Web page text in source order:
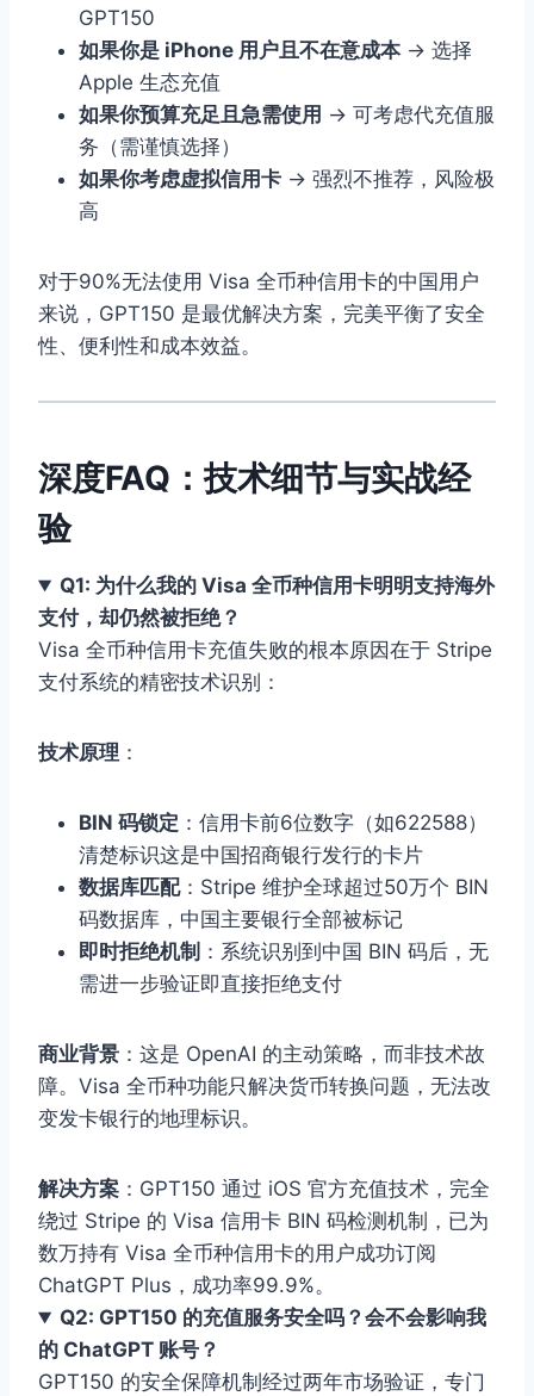
GPT150
如果你是 iPhone 用户且不在意成本→ 选择
Apple 生态充值
如果你预算充足且急需使用 → 可考虑代充值服
务（需谨慎选择）
如果你考虑虚拟信用卡 → 强烈不推荐，风险极
高
对于90%无法使用 Visa 全币种信用卡的中国用户
来说，GPT150 是最优解决方案，完美平衡了安全
性、便利性和成本效益。
深度FAQ：技术细节与实战经
验
Q1: 为什么我的 Visa 全币种信用卡明明支持海外
支付，却仍然被拒绝？
Visa 全币种信用卡充值失败的根本原因在于 Stripe
支付系统的精密技术识别：
技术原理 ：
BIN 码锁定 ：信用卡前6位数字（如622588）
清楚标识这是中国招商银行发行的卡片
数据库匹配：Stripe 维护全球超过50万个 BIN
码数据库，中国主要银行全部被标记
即时拒绝机制 ：系统识别到中国 BIN 码后，无
需进一步验证即直接拒绝支付
商业背景 ：这是 OpenAI 的主动策略，而非技术故
障。Visa 全币种功能只解决货币转换问题，无法改
变发卡银行的地理标识。
解决方案 ：GPT150 通过 iOS 官方充值技术，完全
绕过 Stripe 的 Visa 信用卡 BIN 码检测机制，已为
数万持有 Visa 全币种信用卡的用户成功订阅
ChatGPT Plus，成功率99.9%。
Q2: GPT150 的充值服务安全吗？会不会影响我
的 ChatGPT 账号？
GPT150 的安全保障机制经过两年市场验证，专门